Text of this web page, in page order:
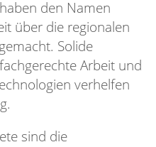
den Namen
über die regionalen
Solide
Arbeit und
verhelfen
sind die